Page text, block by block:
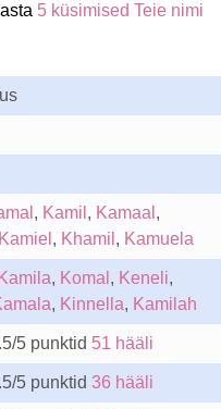
5 küsimised Teie nimi
, Kamil , Kamaal ,
Kamiel , Khamil , Kamuela
Kamila, Komal , Keneli,
, Kinnella, Kamilah
5 punktid 51 hääli
5 punktid 36 hääli